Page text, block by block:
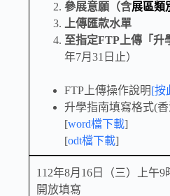
參展意願（含展區類
上傳匯款水單
至指定FTP上傳「升
年7月31日止）
FTP上傳操作說明[按
升學指南填寫格式(
[word檔下載]
[odt檔下載]
112年8月16日（三）上午9
開放填寫